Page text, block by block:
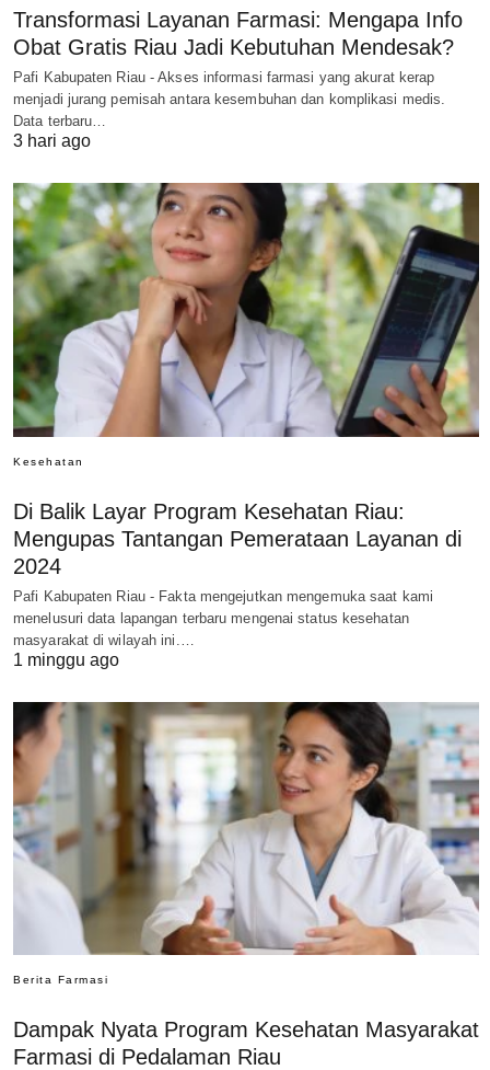
Transformasi Layanan Farmasi: Mengapa Info
Obat Gratis Riau Jadi Kebutuhan Mendesak?
Pafi Kabupaten Riau - Akses informasi farmasi yang akurat kerap
menjadi jurang pemisah antara kesembuhan dan komplikasi medis.
Data terbaru…
3 hari ago
Kesehatan
Di Balik Layar Program Kesehatan Riau:
Mengupas Tantangan Pemerataan Layanan di
2024
Pafi Kabupaten Riau - Fakta mengejutkan mengemuka saat kami
menelusuri data lapangan terbaru mengenai status kesehatan
masyarakat di wilayah ini.…
1 minggu ago
Berita Farmasi
Dampak Nyata Program Kesehatan Masyarakat
Farmasi di Pedalaman Riau